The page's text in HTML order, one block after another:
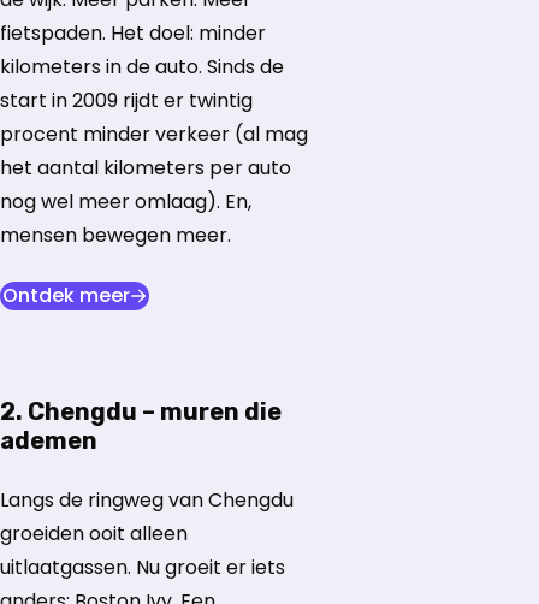
fietspaden. Het doel: minder
kilometers in de auto. Sinds de
start in 2009 rijdt er twintig
procent minder verkeer (al mag
het aantal kilometers per auto
nog wel meer omlaag). En,
mensen bewegen meer.
Ontdek meeropent in nieuw tabblad
2. Chengdu – muren die
ademen
Langs de ringweg van Chengdu
groeiden ooit alleen
uitlaatgassen. Nu groeit er iets